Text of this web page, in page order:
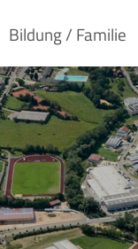
Bildung / Familie